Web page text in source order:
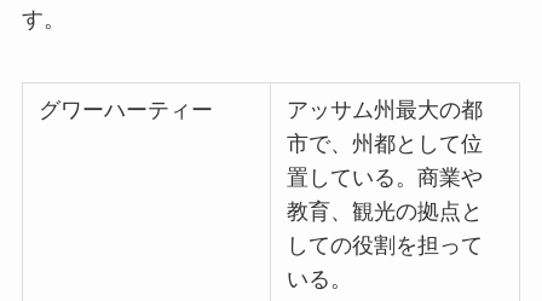
す。
グワーハーティー
アッサム州最大の都
市で、州都として位
置している。商業や
教育、観光の拠点と
しての役割を担って
いる。